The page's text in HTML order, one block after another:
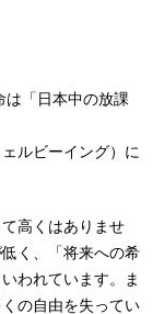
は「日本中の放課
ルビーイング）に
高くはありませ
く、「将来への希
われています。ま
の自由を失ってい